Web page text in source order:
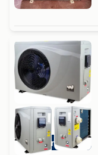
Aquariatics